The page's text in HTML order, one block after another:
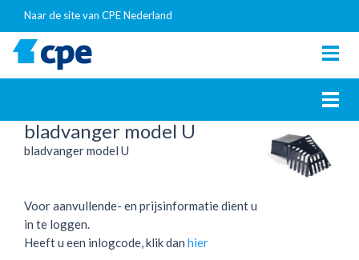
Naar de site van CPE Nederland
bladvanger model U
bladvanger model U
Voor aanvullende- en prijsinformatie dient u
in te loggen.
Heeft u een inlogcode, klik dan hier